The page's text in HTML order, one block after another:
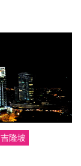
吉隆坡